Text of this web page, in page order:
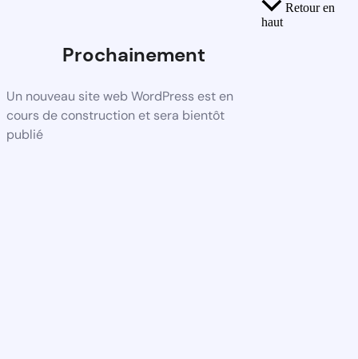
Prochainement
Un nouveau site web WordPress est en
cours de construction et sera bientôt
publié
Retour en
haut